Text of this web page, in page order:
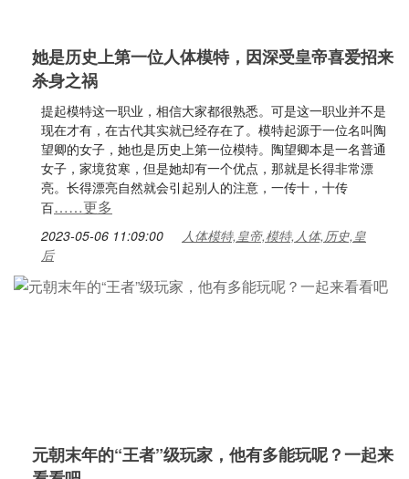
她是历史上第一位人体模特，因深受皇帝喜爱招来
杀身之祸
提起模特这一职业，相信大家都很熟悉。可是这一职业并不是
现在才有，在古代其实就已经存在了。模特起源于一位名叫陶
望卿的女子，她也是历史上第一位模特。陶望卿本是一名普通
女子，家境贫寒，但是她却有一个优点，那就是长得非常漂
亮。长得漂亮自然就会引起别人的注意，一传十，十传
百……更多
2023-05-06 11:09:00
人体模特,皇帝,模特,人体,历史,皇
后
元朝末年的“王者”级玩家，他有多能玩呢？一起来